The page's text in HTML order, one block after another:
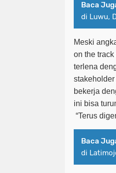
Baca
di Luwu,
Meski
on the
terlena
bekerja
ini bisa
“Terus
Baca
di